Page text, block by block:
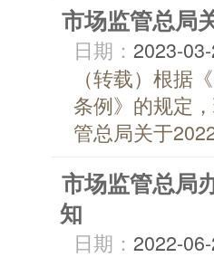
市场监管总局
日期： 2023-
（转载）根据
条例》的规定
管总局关于
市场监管总局
知
日期： 2022-